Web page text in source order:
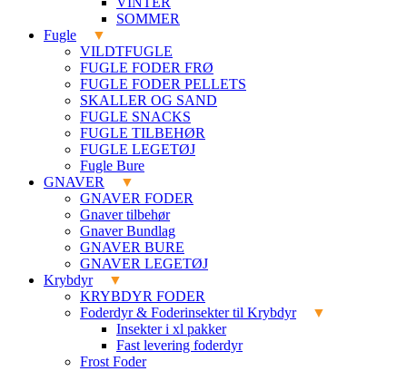
SOMMER
Fugle
VILDTFUGLE
FUGLE FODER FRØ
FUGLE FODER PELLETS
SKALLER OG SAND
FUGLE SNACKS
FUGLE TILBEHØR
FUGLE LEGETØJ
Fugle Bure
GNAVER
GNAVER FODER
Gnaver tilbehør
Gnaver Bundlag
GNAVER BURE
GNAVER LEGETØJ
Krybdyr
KRYBDYR FODER
Foderdyr & Foderinsekter til Krybdyr
Insekter i xl pakker
Fast levering foderdyr
Frost Foder